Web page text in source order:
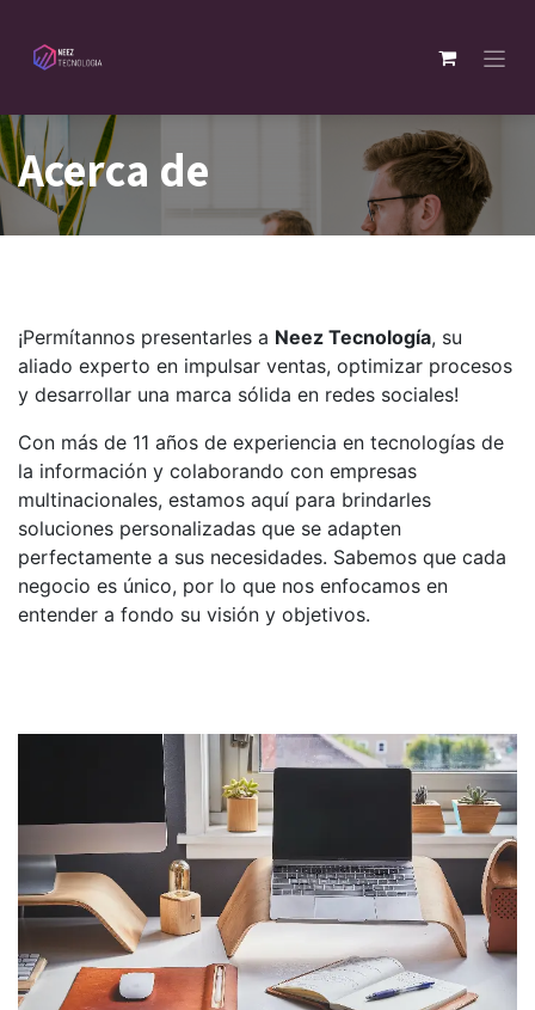
Acerca de
¡Permítannos presentarles a Neez Tecnología, su
aliado experto en impulsar ventas, optimizar procesos
y desarrollar una marca sólida en redes sociales!
Con más de 11 años de experiencia en tecnologías de
la información y colaborando con empresas
multinacionales, estamos aquí para brindarles
soluciones personalizadas que se adapten
perfectamente a sus necesidades. Sabemos que cada
negocio es único, por lo que nos enfocamos en
entender a fondo su visión y objetivos.